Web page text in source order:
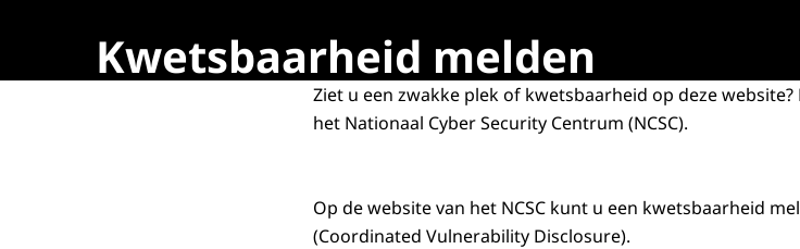
Kwetsbaarheid melden
Ziet u een zwakke plek of kwetsbaarheid op deze
het Nationaal Cyber Security Centrum (NCSC).
Op de website van het NCSC kunt u een kwetsbaarheid
(Coordinated Vulnerability Disclosure).